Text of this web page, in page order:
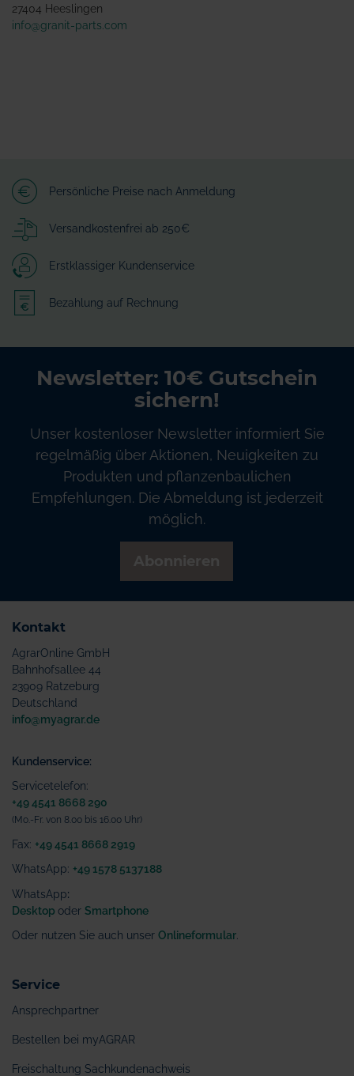
27404 Heeslingen
info@granit-parts.com
Persönliche Preise nach Anmeldung
Versandkostenfrei ab 250€
Erstklassiger Kundenservice
Bezahlung auf Rechnung
Newsletter: 10€ Gutschein
sichern!
Unser kostenloser Newsletter informiert Sie
regelmäßig über Aktionen, Neuigkeiten zu
Produkten und pflanzenbaulichen
Empfehlungen. Die Abmeldung ist jederzeit
möglich.
Kontakt
AgrarOnline GmbH
Bahnhofsallee 44
23909 Ratzeburg
Deutschland
info@myagrar.de
Kundenservice:
Servicetelefon:
+49 4541 8668 290
(Mo.-Fr. von 8.00 bis 16.00 Uhr)
Fax: +49 4541 8668 2919
WhatsApp: +49 1578 5137188
WhatsApp:
Desktop oder Smartphone
Oder nutzen Sie auch unser Onlineformular
Service
Ansprechpartner
Bestellen bei myAGRAR
Freischaltung Sachkundenachweis